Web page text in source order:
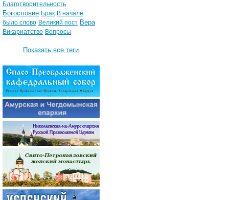
Благотворительность
Богословие Брак В начале
было слово Великий пост Вера
Викариатство Вопросы
Показать все теги